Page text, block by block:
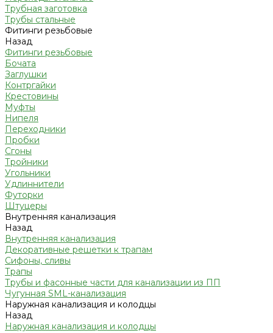
Трубная заготовка
Трубы стальные
Фитинги резьбовые
Назад
Фитинги резьбовые
Бочата
Заглушки
Контргайки
Крестовины
Муфты
Нипеля
Переходники
Пробки
Сгоны
Тройники
Угольники
Удлиннители
Футорки
Штуцеры
Внутренняя канализация
Назад
Внутренняя канализация
Декоративные решетки к трапам
Сифоны, сливы
Трапы
Трубы и фасонные части для канализации из ПП
Чугунная SML-канализация
Наружная канализация и колодцы
Назад
Наружная канализация и колодцы